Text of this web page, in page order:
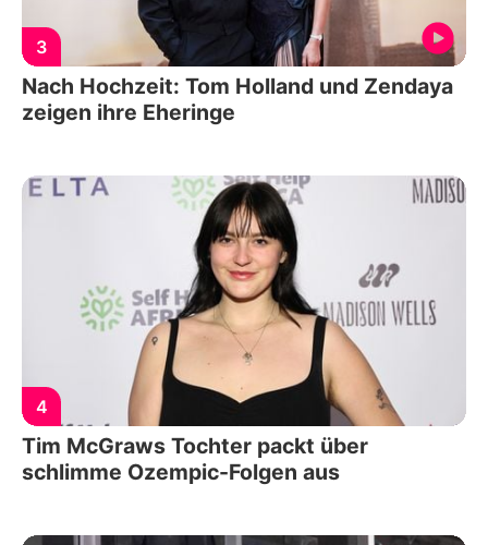
3
Nach Hochzeit: Tom Holland und Zendaya
zeigen ihre Eheringe
4
Tim McGraws Tochter packt über
schlimme Ozempic-Folgen aus